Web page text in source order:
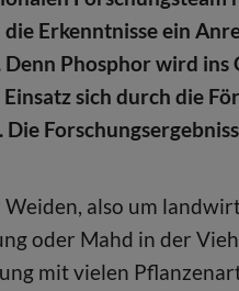
Erkenntnisse ein
Phosphor wird ins
sich durch die
also um
oder Mahd in der
mit vielen